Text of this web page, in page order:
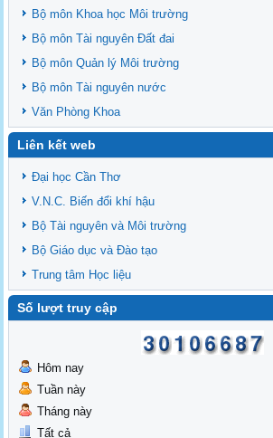
Bộ môn Khoa học Môi trường
Bộ môn Tài nguyên Đất đai
Bộ môn Quản lý Môi trường
Bộ môn Tài nguyên nước
Văn Phòng Khoa
Liên kết web
Đại học Cần Thơ
V.N.C. Biến đổi khí hậu
Bộ Tài nguyên và Môi trường
Bộ Giáo dục và Đào tạo
Trung tâm Học liệu
Số lượt truy cập
Hôm nay
Tuần này
Tháng này
Tất cả